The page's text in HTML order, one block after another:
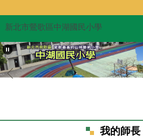
主
要
內
容
區
新北市鶯歌區中湖國民小學
我的師長